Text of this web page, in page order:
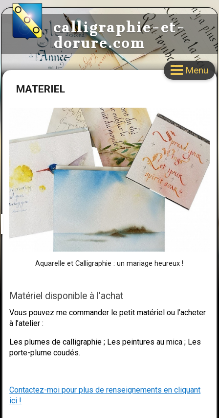
calligraphie-et-
dorure.com
Menu
MATERIEL
Aquarelle et Calligraphie : un mariage heureux !
Matériel disponible à l'achat
Vous pouvez me commander le petit matériel ou l’acheter
à l’atelier :
Les plumes de calligraphie ; Les peintures au mica ; Les
porte-plume coudés.
Contactez-moi pour plus de renseignements en cliquant
ici !